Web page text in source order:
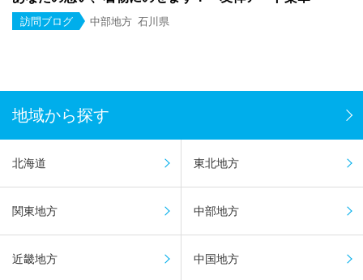
訪問ブログ 中部地方 石川県
地域から探す
北海道 東北地方
関東地方 中部地方
近畿地方 中国地方